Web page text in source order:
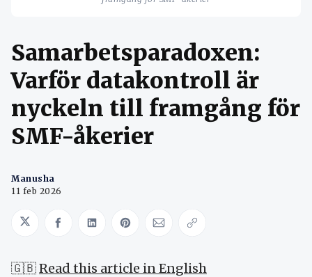
Samarbetsparadoxen:
Varför datakontroll är
nyckeln till framgång för
SMF-åkerier
Manusha
11 feb 2026
Share on Twitter
Share on Facebook
Share on LinkedIn
Share on Pinterest
Share via Email
Copy link
🇬🇧Read this article in English